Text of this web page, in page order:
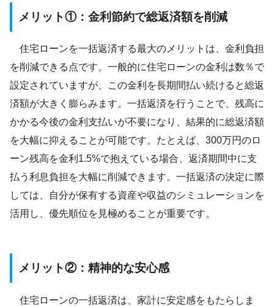
メリット①：金利節約で総返済額を削減
住宅ローンを一括返済する最大のメリットは、金利負担
を削減できる点です。一般的に住宅ローンの金利は数％で
設定されていますが、この金利を長期間払い続けると総返
済額が大きく膨らみます。一括返済を行うことで、残高に
かかる今後の金利支払いが不要になり、結果的に総返済額
を大幅に抑えることが可能です。たとえば、300万円のロ
ーン残高を金利1.5%で抱えている場合、返済期間中に支
払う利息負担を大幅に削減できます。一括返済の決定に際
しては、自分が保有する資産や収益のシミュレーションを
活用し、優先順位を見極めることが重要です。
メリット②：精神的な安心感
住宅ローンの一括返済は、家計に安定感をもたらしま